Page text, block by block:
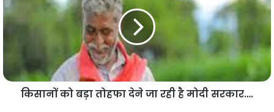
किसानों को बड़ा तोहफा देने जा रही है मोदी सरकार….